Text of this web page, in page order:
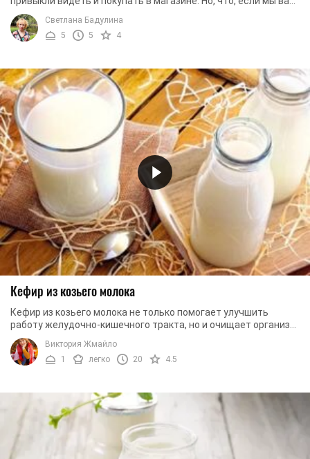
скажем, что кефир можно ...
Светлана Бадулина
5
5 4
Кефир из козьего молока
Кефир из козьего молока не только помогает улучшить
работу желудочно-кишечного тракта, но и очищает организм
от токсинов. Данный кефир прекрасно ...
Виктория Жмайло
1
легко 20 4.5